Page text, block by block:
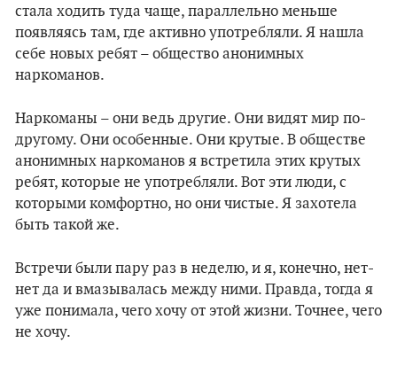
стала ходить туда чаще, параллельно меньше
появляясь там, где активно употребляли. Я нашла
себе новых ребят – общество анонимных
наркоманов.
Наркоманы – они ведь другие. Они видят мир по-
другому. Они особенные. Они крутые. В обществе
анонимных наркоманов я встретила этих крутых
ребят, которые не употребляли. Вот эти люди, с
которыми комфортно, но они чистые. Я захотела
быть такой же.
Встречи были пару раз в неделю, и я, конечно, нет-
нет да и вмазывалась между ними. Правда, тогда я
уже понимала, чего хочу от этой жизни. Точнее, чего
не хочу.